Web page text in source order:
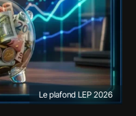
Le plafond LEP 2026